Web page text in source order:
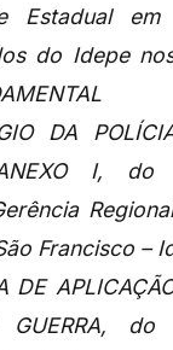
Estadual
do Idepe
DA
I, do
Francisco –
DE
GUERRA,